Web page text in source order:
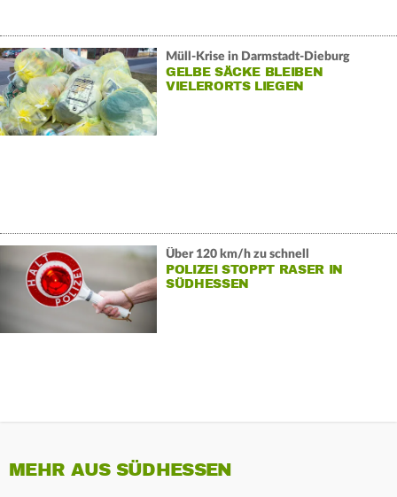
Müll-Krise in Darmstadt-Dieburg
GELBE SÄCKE BLEIBEN
VIELERORTS LIEGEN
Über 120 km/h zu schnell
POLIZEI STOPPT RASER IN
SÜDHESSEN
MEHR AUS SÜDHESSEN